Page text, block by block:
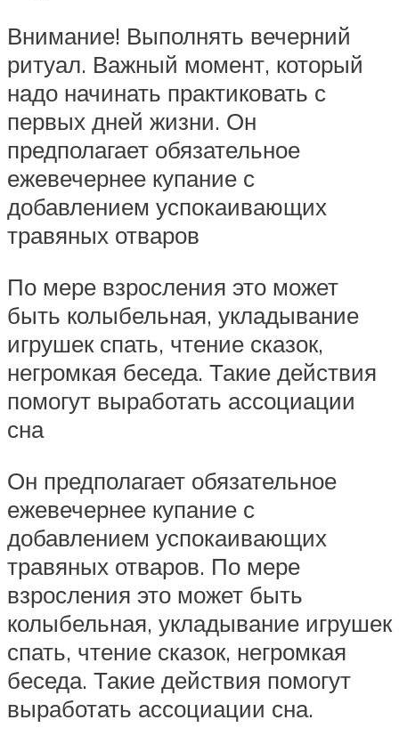
Внимание! Выполнять вечерний
ритуал. Важный момент, который
надо начинать практиковать с
первых дней жизни. Он
предполагает обязательное
ежевечернее купание с
добавлением успокаивающих
травяных отваров
По мере взросления это может
быть колыбельная, укладывание
игрушек спать, чтение сказок,
негромкая беседа. Такие действия
помогут выработать ассоциации
сна
Он предполагает обязательное
ежевечернее купание с
добавлением успокаивающих
травяных отваров. По мере
взросления это может быть
колыбельная, укладывание игрушек
спать, чтение сказок, негромкая
беседа. Такие действия помогут
выработать ассоциации сна.